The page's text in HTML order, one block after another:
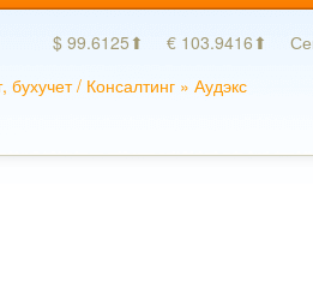
$ 99.6125⬆ € 103.9416⬆
бухучет/ Консалтинг » Аудэкс